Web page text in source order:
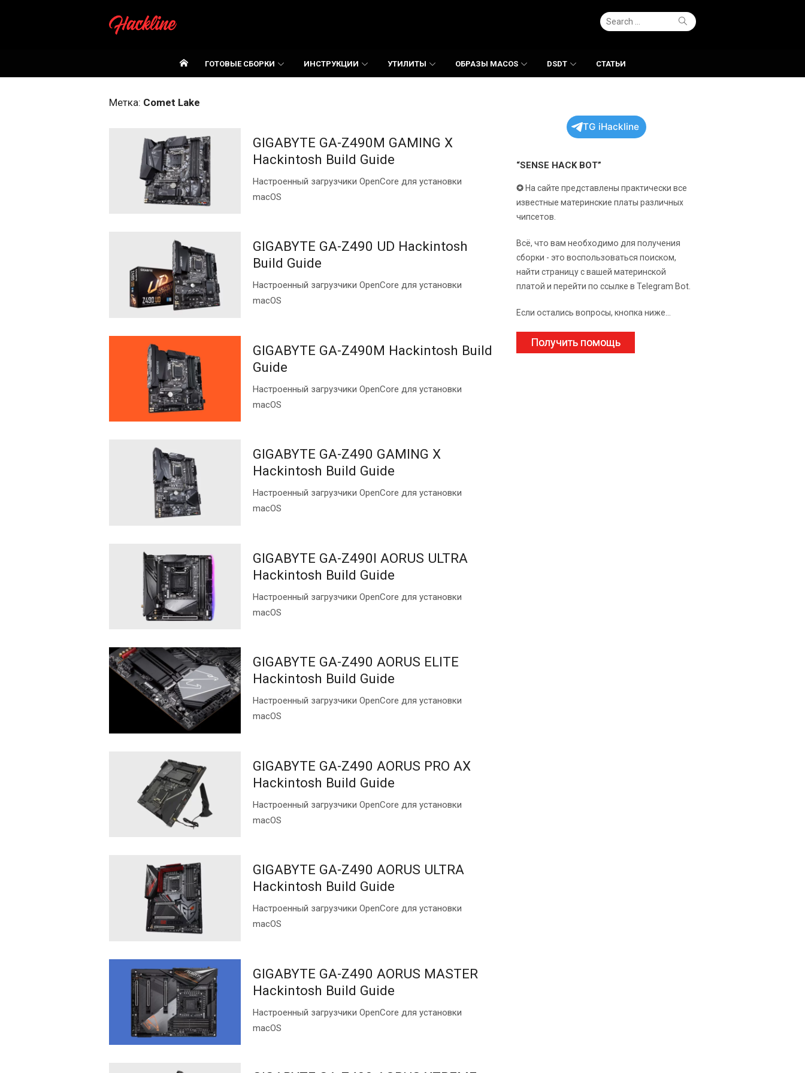
Search
for:
Search
ГОТОВЫЕ СБОРКИ ИНСТРУКЦИИ УТИЛИТЫ ОБРАЗЫ MACOS DSDT СТАТЬИ
Метка: Comet Lake
GIGABYTE GA-Z490M GAMING X
Hackintosh Build Guide
Настроенный загрузчики OpenCore для установки
macOS
GIGABYTE GA-Z490 UD Hackintosh
Build Guide
Настроенный загрузчики OpenCore для установки
macOS
GIGABYTE GA-Z490M Hackintosh Build
Guide
Настроенный загрузчики OpenCore для установки
macOS
GIGABYTE GA-Z490 GAMING X
Hackintosh Build Guide
Настроенный загрузчики OpenCore для установки
macOS
GIGABYTE GA-Z490I AORUS ULTRA
Hackintosh Build Guide
Настроенный загрузчики OpenCore для установки
macOS
GIGABYTE GA-Z490 AORUS ELITE
Hackintosh Build Guide
Настроенный загрузчики OpenCore для установки
macOS
GIGABYTE GA-Z490 AORUS PRO AX
Hackintosh Build Guide
Настроенный загрузчики OpenCore для установки
macOS
GIGABYTE GA-Z490 AORUS ULTRA
Hackintosh Build Guide
Настроенный загрузчики OpenCore для установки
macOS
GIGABYTE GA-Z490 AORUS MASTER
Hackintosh Build Guide
Настроенный загрузчики OpenCore для установки
macOS
TG iHackline
“SENSE HACK BOT”
✪ На сайте представлены практически все
известные материнские платы различных
чипсетов.
Всё, что вам необходимо для получения
сборки - это воспользоваться поиском,
найти страницу с вашей материнской
платой и перейти по ссылке в Telegram Bot.
Если остались вопросы, кнопка ниже...
Получить помощь